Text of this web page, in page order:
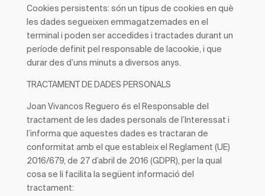
Cookies persistents: són un tipus de cookies en què
les dades segueixen emmagatzemades en el
terminal i poden ser accedides i tractades durant un
període definit pel responsable de lacookie, i que
durar des d’uns minuts a diversos anys.
TRACTAMENT DE DADES PERSONALS
Joan Vivancos Reguero és el Responsable del
tractament de les dades personals de l’ Interessat i
l’informa que aquestes dades es tractaran de
conformitat amb el que estableix el Reglament (UE)
2016/679, de 27 d’abril de 2016 (GDPR), per la qual
cosa se li facilita la següent informació del
tractament: